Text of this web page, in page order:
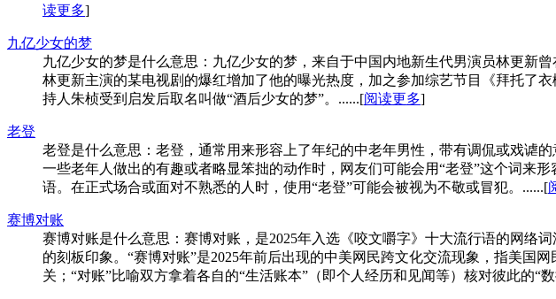
读更多]
九亿少女的梦
九亿少女的梦是什么意思：九亿少女的梦，来自于中国内地新生代男演员林更新
林更新主演的某电视剧的爆红增加了他的曝光热度，加之参加综艺节目《拜托了
持人朱桢受到启发后取名叫做“酒后少女的梦”。......[阅读更多]
老登
老登是什么意思：老登，通常用来形容上了年纪的中老年男性，带有调侃或戏谑
一些老年人做出的有趣或者略显笨拙的动作时，网友们可能会用“老登”这个词来
语。在正式场合或面对不熟悉的人时，使用“老登”可能会被视为不敬或冒犯。......[
赛博对账
赛博对账是什么意思：赛博对账，是2025年入选《咬文嚼字》十大流行语的网络
的刻板印象。“赛博对账”是2025年前后出现的中美网民跨文化交流现象，指美国
关；“对账”比喻双方拿着各自的“生活账本”（即个人经历和见闻等）核对彼此的“